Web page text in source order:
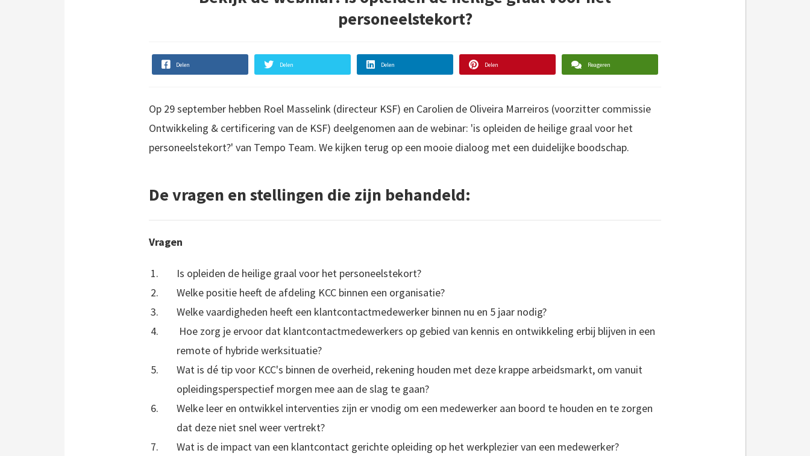
personeelstekort?
Delen Delen Delen Delen Reageren
Op 29 september hebben Roel Masselink (directeur KSF) en Carolien de Oliveira Marreiros (voorzitter commissie
Ontwikkeling & certificering van de KSF) deelgenomen aan de webinar: 'is opleiden de heilige graal voor het
personeelstekort?' van Tempo Team. We kijken terug op een mooie dialoog met een duidelijke boodschap.
De vragen en stellingen die zijn behandeld:
Vragen
Is opleiden de heilige graal voor het personeelstekort?
Welke positie heeft de afdeling KCC binnen een organisatie?
Welke vaardigheden heeft een klantcontactmedewerker binnen nu en 5 jaar nodig?
Hoe zorg je ervoor dat klantcontactmedewerkers op gebied van kennis en ontwikkeling erbij blijven in een
remote of hybride werksituatie?
Wat is dé tip voor KCC's binnen de overheid, rekening houden met deze krappe arbeidsmarkt, om vanuit
opleidingsperspectief morgen mee aan de slag te gaan?
Welke leer en ontwikkel interventies zijn er vnodig om een medewerker aan boord te houden en te zorgen
dat deze niet snel weer vertrekt?
Wat is de impact van een klantcontact gerichte opleiding op het werkplezier van een medewerker?